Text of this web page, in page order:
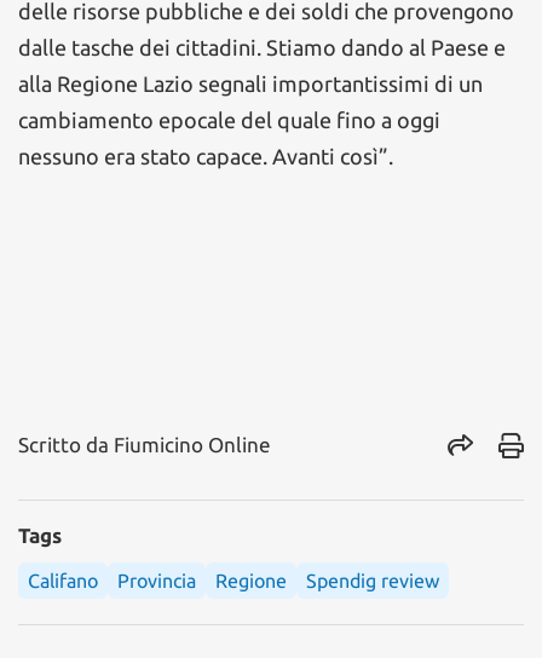
delle risorse pubbliche e dei soldi che provengono
dalle tasche dei cittadini. Stiamo dando al Paese e
alla Regione Lazio segnali importantissimi di un
cambiamento epocale del quale fino a oggi
nessuno era stato capace. Avanti così”.
Scritto da Fiumicino Online
Tags
Califano Provincia Regione Spendig review